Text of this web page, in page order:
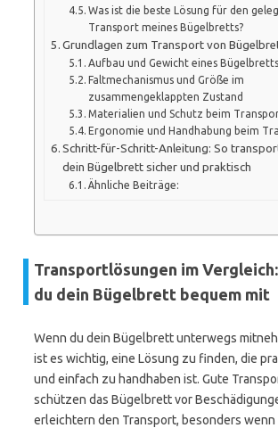
Was ist die beste Lösung für den
Transport meines Bügelbretts?
Grundlagen zum Transport von
Aufbau und Gewicht eines Bügelbretts
Faltmechanismus und Größe im
zusammengeklappten Zustand
Materialien und Schutz beim
Ergonomie und Handhabung beim
Schritt-für-Schritt-Anleitung: So
dein Bügelbrett sicher und praktisch
Ähnliche Beiträge:
Transportlösungen im
du dein Bügelbrett bequem mit
Wenn du dein Bügelbrett unterwegs
ist es wichtig, eine Lösung zu finden, die
und einfach zu handhaben ist. Gute
schützen das Bügelbrett vor
erleichtern den Transport, besonders wenn